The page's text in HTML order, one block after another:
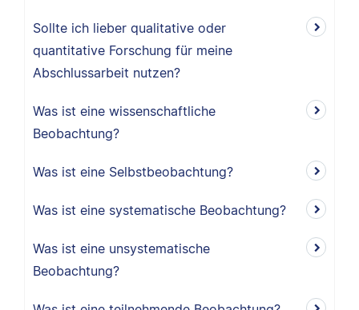
Sollte ich lieber qualitative oder
quantitative Forschung für meine
Abschlussarbeit nutzen?
Was ist eine wissenschaftliche
Beobachtung?
Was ist eine Selbstbeobachtung?
Was ist eine systematische Beobachtung?
Was ist eine unsystematische
Beobachtung?